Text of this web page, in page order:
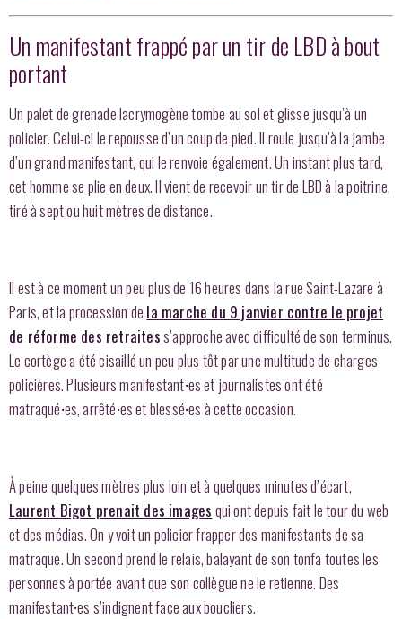
Un manifestant frappé par un tir de LBD à bout
portant
Un palet de grenade lacrymogène tombe au sol et glisse jusqu’à un
policier. Celui-ci le repousse d’un coup de pied. Il roule jusqu’à la jambe
d’un grand manifestant, qui le renvoie également. Un instant plus tard,
cet homme se plie en deux. Il vient de recevoir un tir de LBD à la poitrine,
tiré à sept ou huit mètres de distance.
Il est à ce moment un peu plus de 16 heures dans la rue Saint-Lazare à
Paris, et la procession de la marche du 9 janvier contre le projet
de réforme des retraitess’approche avec difficulté de son terminus.
Le cortège a été cisaillé un peu plus tôt par une multitude de charges
policières. Plusieurs manifestant·es et journalistes ont été
matraqué·es, arrêté·es et blessé·es à cette occasion.
À peine quelques mètres plus loin et à quelques minutes d’écart,
Laurent Bigot prenait des images qui ont depuis fait le tour du web
et des médias. On y voit un policier frapper des manifestants de sa
matraque. Un second prend le relais, balayant de son tonfa toutes les
personnes à portée avant que son collègue ne le retienne. Des
manifestant·es s’indignent face aux boucliers.